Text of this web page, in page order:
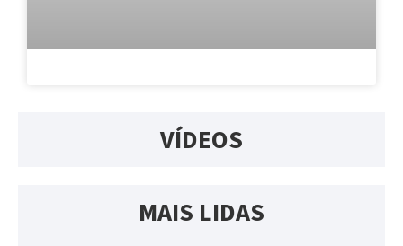
VÍDEOS
MAIS LIDAS